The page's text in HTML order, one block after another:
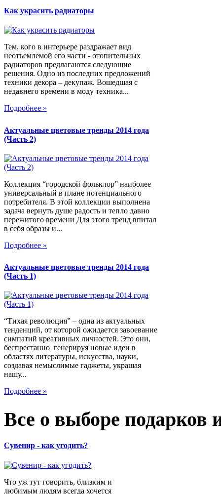
Как украсить радиаторы
Тем, кого в интерьере раздражает вид
неотъемлемой его части - отопительных
радиаторов предлагаются следующие
решения. Одно из последних предложений
техники декора – декупаж. Вошедшая с
недавнего времени в моду техника...
Подробнее »
Актуальные цветовые тренды 2014 года
(Часть 2)
Коллекция “городской фольклор” наиболее
универсальный в плане потенциального
потребителя. В этой коллекции выполнена
задача вернуть душе радость и тепло давно
пережитого времени Для этого тренд впитал
в себя образы и...
Подробнее »
Актуальные цветовые тренды 2014 года
(Часть 1)
“Тихая революция” – одна из актуальных
тенденций, от которой ожидается завоевание
симпатий креативных личностей. Это они,
беспрестанно генерируя новые идеи в
областях литературы, искусства, науки,
создавая немыслимые гаджеты, украшая
нашу...
Подробнее »
Все о выборе подарков
Сувенир - как угодить?
Что уж тут говорить, близким и
любимым людям всегда хочется